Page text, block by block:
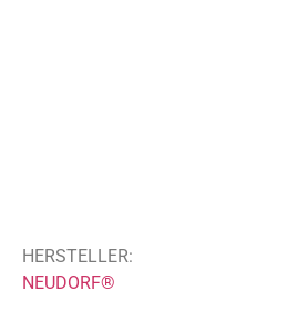
HERSTELLER:
NEUDORF®